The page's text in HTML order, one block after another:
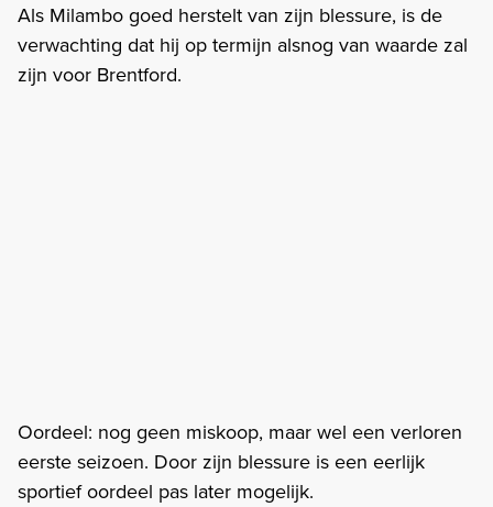
Als Milambo goed herstelt van zijn blessure, is de
verwachting dat hij op termijn alsnog van waarde zal
zijn voor Brentford.
Oordeel: nog geen miskoop, maar wel een verloren
eerste seizoen. Door zijn blessure is een eerlijk
sportief oordeel pas later mogelijk.